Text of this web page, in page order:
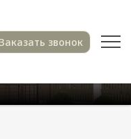
Заказать звонок